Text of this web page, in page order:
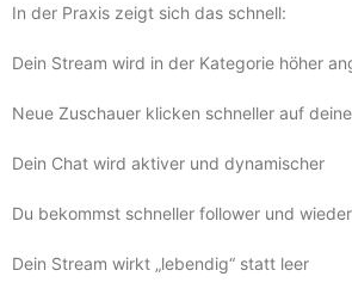
In der Praxis zeigt sich das schnell:
Dein Stream wird in der Kategorie höher
Neue Zuschauer klicken schneller auf
Dein Chat wird aktiver und dynamischer
Du bekommst schneller follower und
Dein Stream wirkt „lebendig“ statt leer